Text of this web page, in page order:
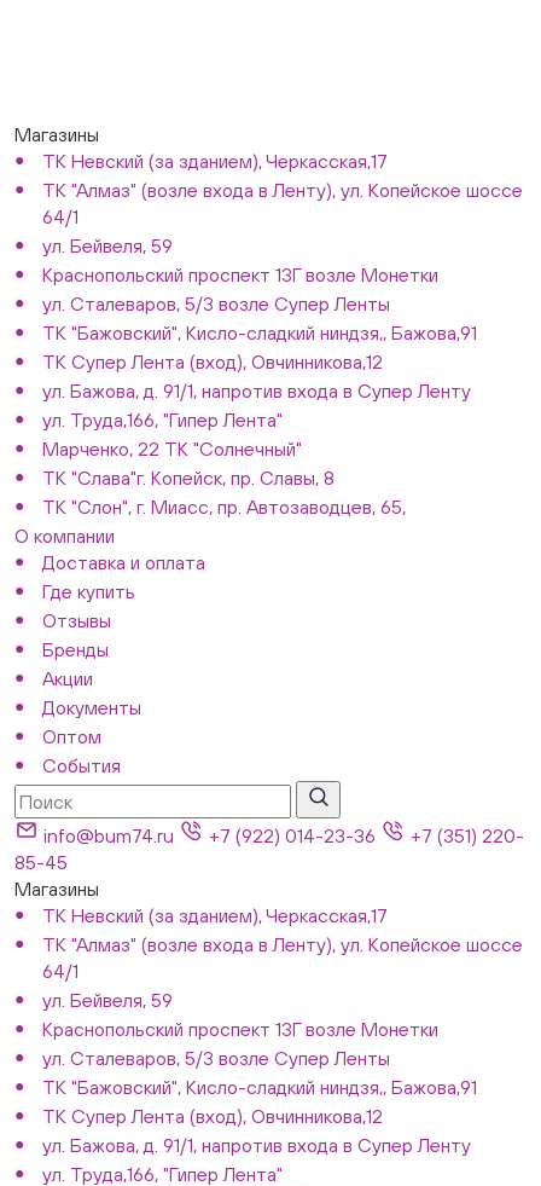
Магазины
ТК Невский (за зданием), Черкасская,17
ТК "Алмаз" (возле входа в Ленту), ул. Копейское шоссе
64/1
ул. Бейвеля, 59
Краснопольский проспект 13Г возле Монетки
ул. Сталеваров, 5/3 возле Супер Ленты
ТК "Бажовский", Кисло-сладкий ниндзя,, Бажова,91
ТК Супер Лента (вход), Овчинникова,12
ул. Бажова, д. 91/1, напротив входа в Супер Ленту
ул. Труда,166, "Гипер Лента"
Марченко, 22 ТК "Солнечный"
ТК "Слава"г. Копейск, пр. Славы, 8
ТК "Слон", г. Миасс, пр. Автозаводцев, 65,
О компании
Доставка и оплата
Где купить
Отзывы
Бренды
Акции
Документы
Оптом
События
info@bum74.ru +7 (922) 014-23-36
+7 (351) 220-
85-45
Магазины
ТК Невский (за зданием), Черкасская,17
ТК "Алмаз" (возле входа в Ленту), ул. Копейское шоссе
64/1
ул. Бейвеля, 59
Краснопольский проспект 13Г возле Монетки
ул. Сталеваров, 5/3 возле Супер Ленты
ТК "Бажовский", Кисло-сладкий ниндзя,, Бажова,91
ТК Супер Лента (вход), Овчинникова,12
ул. Бажова, д. 91/1, напротив входа в Супер Ленту
ул. Труда,166, "Гипер Лента"